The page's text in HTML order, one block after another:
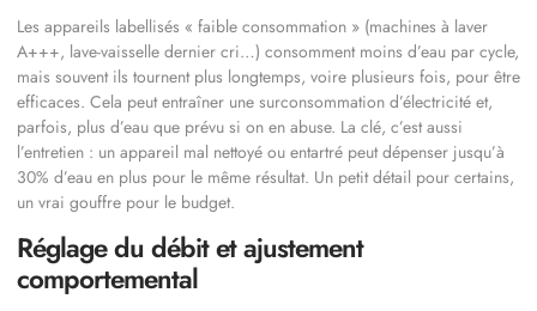
Les appareils labellisés « faible consommation » (machines à laver
A+++, lave-vaisselle dernier cri…) consomment moins d’eau par cycle,
mais souvent ils tournent plus longtemps, voire plusieurs fois, pour être
efficaces. Cela peut entraîner une surconsommation d’électricité et,
parfois, plus d’eau que prévu si on en abuse. La clé, c’est aussi
l’entretien : un appareil mal nettoyé ou entartré peut dépenser jusqu’à
30% d’eau en plus pour le même résultat. Un petit détail pour certains,
un vrai gouffre pour le budget.
Réglage du débit et ajustement
comportemental